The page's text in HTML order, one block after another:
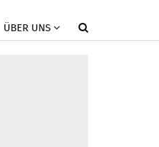
ÜBER UNS